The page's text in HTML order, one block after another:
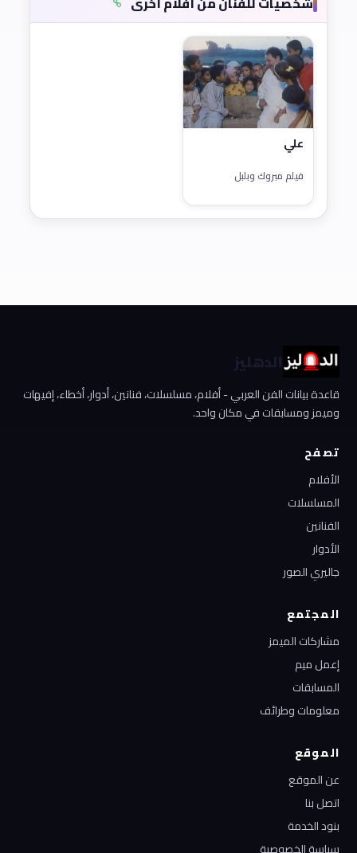
علي
فيلم مبروك وبلبل
الدهليز
قاعدة بيانات الفن العربي - أفلام، مسلسلات، فنانين، أدوار، أخطاء، إفيهات
وميمز ومسابقات في مكان واحد.
تصفح
الأفلام
المسلسلات
الفنانين
الأدوار
جاليري الصور
المجتمع
مشاركات الميمز
إعمل ميم
المسابقات
معلومات وطرائف
الموقع
عن الموقع
اتصل بنا
بنود الخدمة